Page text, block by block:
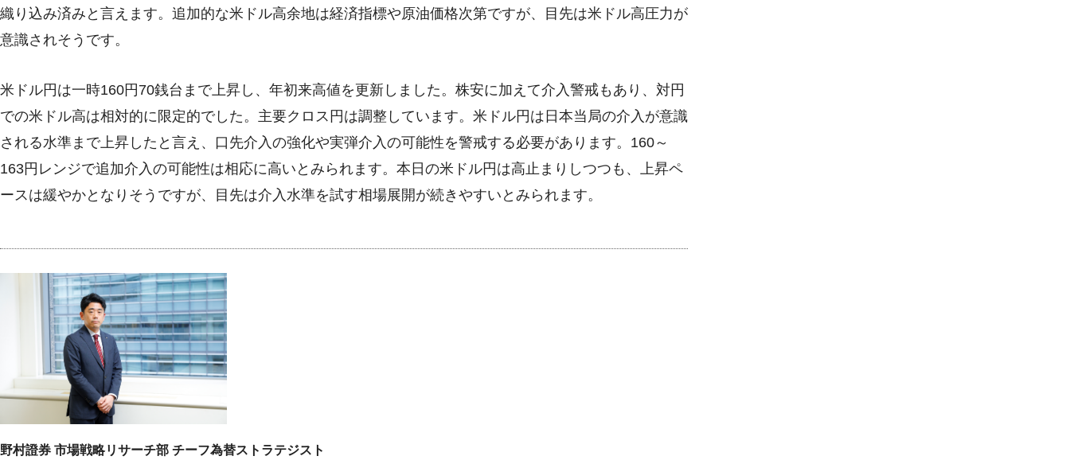
織り込み済みと言えます。追加的な米ドル高余地は経済指標や原油価格次第ですが、目先は米ドル高圧力が
意識されそうです。
米ドル円は一時160円70銭台まで上昇し、年初来高値を更新しました。株安に加えて介入警戒もあり、対円
での米ドル高は相対的に限定的でした。主要クロス円は調整しています。米ドル円は日本当局の介入が意識
される水準まで上昇したと言え、口先介入の強化や実弾介入の可能性を警戒する必要があります。160～
163円レンジで追加介入の可能性は相応に高いとみられます。本日の米ドル円は高止まりしつつも、上昇ペ
ースは緩やかとなりそうですが、目先は介入水準を試す相場展開が続きやすいとみられます。
野村證券 市場戦略リサーチ部 チーフ為替ストラテジスト